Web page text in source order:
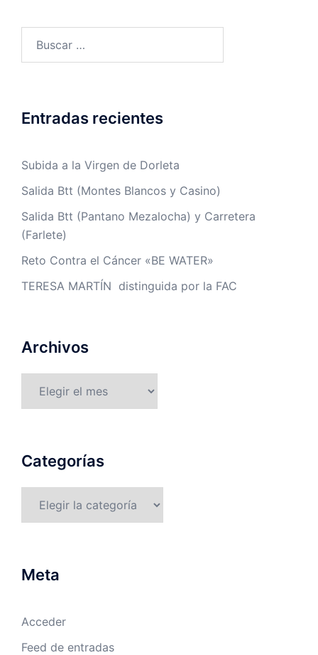
Entradas recientes
Subida a la Virgen de Dorleta
Salida Btt (Montes Blancos y Casino)
Salida Btt (Pantano Mezalocha) y Carretera
(Farlete)
Reto Contra el Cáncer «BE WATER»
TERESA MARTÍN distinguida por la FAC
Archivos
Categorías
Meta
Acceder
Feed de entradas